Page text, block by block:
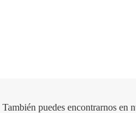
También puedes encontrarnos en